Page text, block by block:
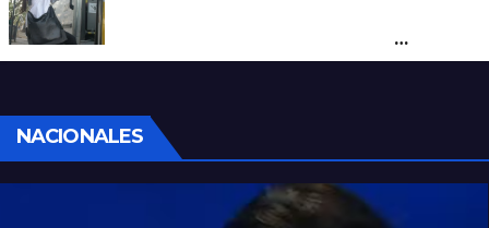
unidades modernizadas
NACIONALES